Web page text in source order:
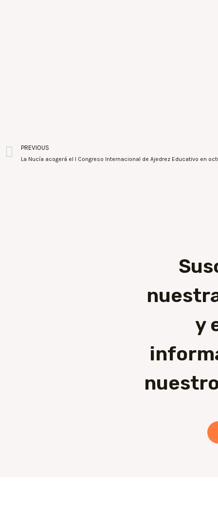
PREVIOUS
La Nucía acogerá el I Congreso Internacional de Ajedrez Educativo en
y